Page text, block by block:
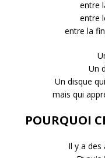
entre
entre
entre la
Un
Un disque
mais qui
POURQUOI
Il y a des